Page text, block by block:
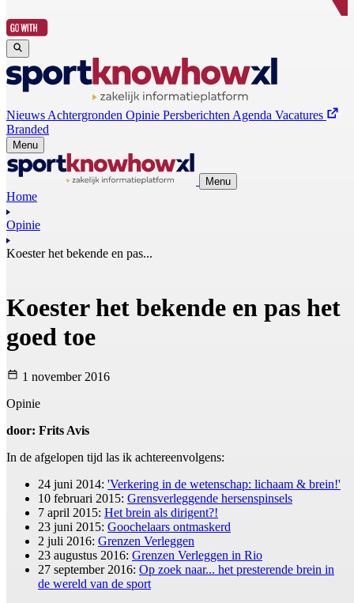
Nieuws Achtergronden Opinie Persberichten Agenda Vacatures
Branded
Menu
Menu
Home
Opinie
Koester het bekende en pas...
Koester het bekende en pas het
goed toe
1 november 2016
Opinie
door: Frits Avis
In de afgelopen tijd las ik achtereenvolgens:
24 juni 2014: 'Verkering in de wetenschap: lichaam & brein!'
10 februari 2015: Grensverleggende hersenspinsels
7 april 2015: Het brein als dirigent?!
23 juni 2015: Goochelaars ontmaskerd
2 juli 2016: Grenzen Verleggen
23 augustus 2016: Grenzen Verleggen in Rio
27 september 2016: Op zoek naar... het presterende brein in
de wereld van de sport